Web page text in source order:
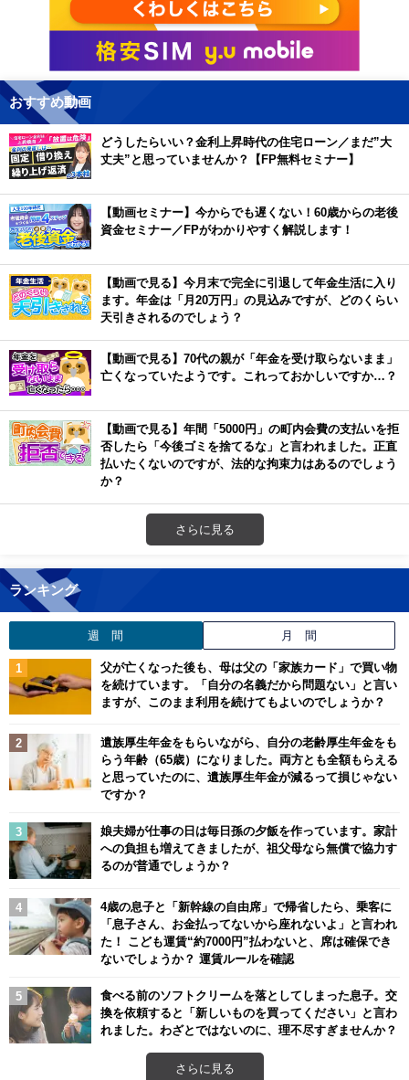
おすすめ動画
どうしたらいい？金利上昇時代の住宅ローン／まだ”大
丈夫”と思っていませんか？【FP無料セミナー】
【動画セミナー】今からでも遅くない！60歳からの老後
資金セミナー／FPがわかりやすく解説します！
【動画で見る】今月末で完全に引退して年金生活に入り
ます。年金は「月20万円」の見込みですが、どのくらい
天引きされるのでしょう？
【動画で見る】70代の親が「年金を受け取らないまま」
亡くなっていたようです。これっておかしいですか…？
【動画で見る】年間「5000円」の町内会費の支払いを拒
否したら「今後ゴミを捨てるな」と言われました。正直
払いたくないのですが、法的な拘束力はあるのでしょう
か？
さらに見る
ランキング
週 間 月 間
父が亡くなった後も、母は父の「家族カード」で買い物
を続けています。「自分の名義だから問題ない」と言い
ますが、このまま利用を続けてもよいのでしょうか？
遺族厚生年金をもらいながら、自分の老齢厚生年金をも
らう年齢（65歳）になりました。両方とも全額もらえる
と思っていたのに、遺族厚生年金が減るって損じゃない
ですか？
娘夫婦が仕事の日は毎日孫の夕飯を作っています。家計
への負担も増えてきましたが、祖父母なら無償で協力す
るのが普通でしょうか？
4歳の息子と「新幹線の自由席」で帰省したら、乗客に
「息子さん、お金払ってないから座れないよ」と言われ
た！ こども運賃“約7000円”払わないと、席は確保でき
ないでしょうか？ 運賃ルールを確認
食べる前のソフトクリームを落としてしまった息子。交
換を依頼すると「新しいものを買ってください」と言わ
れました。わざとではないのに、理不尽すぎませんか？
さらに見る